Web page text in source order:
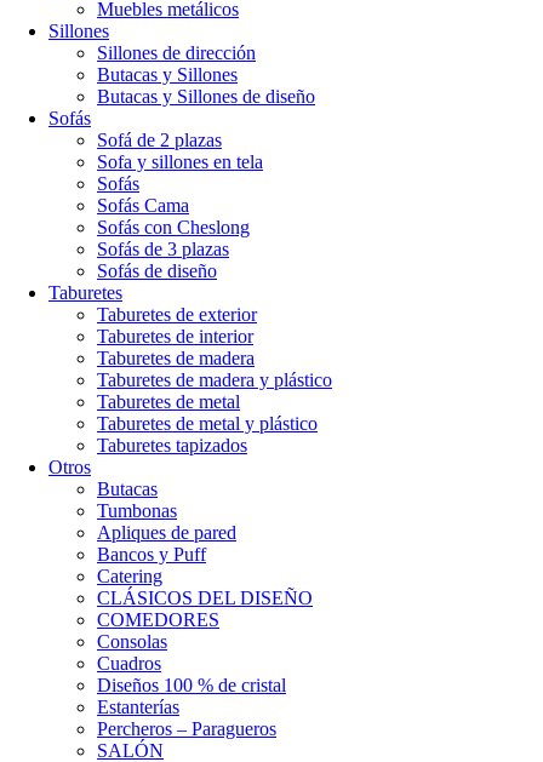
Muebles metálicos
Sillones
Sillones de dirección
Butacas y Sillones
Butacas y Sillones de diseño
Sofás
Sofá de 2 plazas
Sofa y sillones en tela
Sofás
Sofás Cama
Sofás con Cheslong
Sofás de 3 plazas
Sofás de diseño
Taburetes
Taburetes de exterior
Taburetes de interior
Taburetes de madera
Taburetes de madera y plástico
Taburetes de metal
Taburetes de metal y plástico
Taburetes tapizados
Otros
Butacas
Tumbonas
Apliques de pared
Bancos y Puff
Catering
CLÁSICOS DEL DISEÑO
COMEDORES
Consolas
Cuadros
Diseños 100 % de cristal
Estanterías
Percheros – Paragueros
SALÓN